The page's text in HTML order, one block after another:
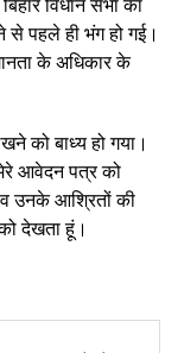
विधान सभा का
से पहले ही भंग हो गई।
के अधिकार के
को बाध्य हो गया।
आवेदन पत्र को
उनके आश्रितों की
देखता हूं।